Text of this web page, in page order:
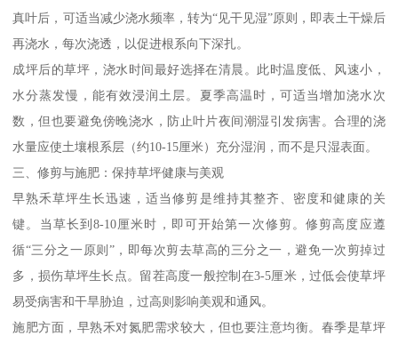
真叶后，可适当减少浇水频率，转为“见干见湿”原则，即表土干燥后
再浇水，每次浇透，以促进根系向下深扎。
成坪后的草坪，浇水时间最好选择在清晨。此时温度低、风速小，
水分蒸发慢，能有效浸润土层。夏季高温时，可适当增加浇水次
数，但也要避免傍晚浇水，防止叶片夜间潮湿引发病害。合理的浇
水量应使土壤根系层（约10-15厘米）充分湿润，而不是只湿表面。
三、修剪与施肥：保持草坪健康与美观
早熟禾草坪生长迅速，适当修剪是维持其整齐、密度和健康的关
键。当草长到8-10厘米时，即可开始第一次修剪。修剪高度应遵
循“三分之一原则”，即每次剪去草高的三分之一，避免一次剪掉过
多，损伤草坪生长点。留茬高度一般控制在3-5厘米，过低会使草坪
易受病害和干旱胁迫，过高则影响美观和通风。
施肥方面，早熟禾对氮肥需求较大，但也要注意均衡。春季是草坪